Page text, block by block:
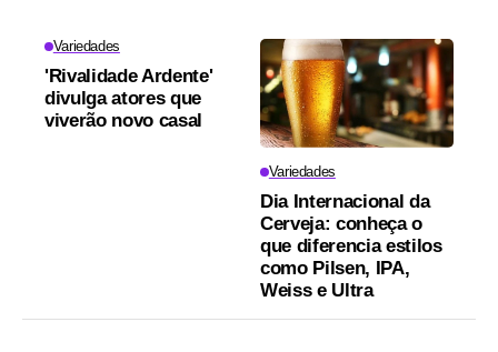
Variedades
'Rivalidade Ardente'
divulga atores que
viverão novo casal
Variedades
Dia Internacional da
Cerveja: conheça o
que diferencia estilos
como Pilsen, IPA,
Weiss e Ultra